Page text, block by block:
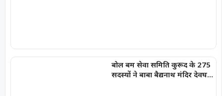
बोल बम सेवा समिति कुरूद के 275
सदस्यों ने बाबा बैद्यनाथ मंदिर देवघर